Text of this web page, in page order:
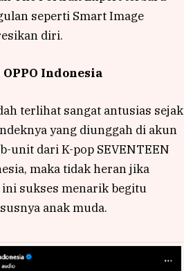
seperti Smart Image
diri.
Indonesia
terlihat sangat antusias sejak
yang diunggah di akun
unit dari K-pop SEVENTEEN
maka tidak heran jika
ini sukses menarik begitu
anak muda.